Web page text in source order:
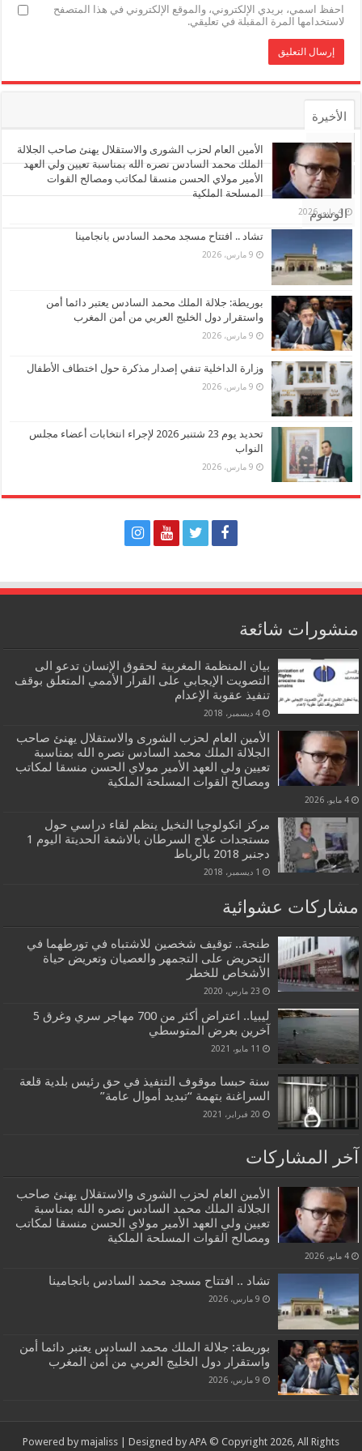
احفظ اسمي، بريدي الإلكتروني، والموقع الإلكتروني في هذا المتصفح
لاستخدامها المرة المقبلة في تعليقي.
الأخيرة
الأشهر
تعليقات
الوسوم
الأمين العام لحزب الشورى والاستقلال يهنئ صاحب الجلالة
الملك محمد السادس نصره الله بمناسبة تعيين ولي العهد
الأمير مولاي الحسن منسقا لمكاتب ومصالح القوات
المسلحة الملكية
4 مايو، 2026
تشاد .. افتتاح مسجد محمد السادس بانجامينا
9 مارس، 2026
بوريطة: جلالة الملك محمد السادس يعتبر دائما أمن
واستقرار دول الخليج العربي من أمن المغرب
9 مارس، 2026
وزارة الداخلية تنفي إصدار مذكرة حول اختطاف الأطفال
9 مارس، 2026
تحديد يوم 23 شتنبر 2026 لإجراء انتخابات أعضاء مجلس
النواب
9 مارس، 2026
منشورات شائعة
بيان المنظمة المغربية لحقوق الإنسان تدعو الى
التصويت الإيجابي على القرار الأممي المتعلق بوقف
تنفيذ عقوبة الإعدام
4 ديسمبر، 2018
الأمين العام لحزب الشورى والاستقلال يهنئ صاحب
الجلالة الملك محمد السادس نصره الله بمناسبة
تعيين ولي العهد الأمير مولاي الحسن منسقا لمكاتب
ومصالح القوات المسلحة الملكية
4 مايو، 2026
مركز انكولوجيا النخيل ينظم لقاء دراسي حول
مستجدات علاج السرطان بالاشعة الحديتة اليوم 1
دجنبر 2018 بالرباط
1 ديسمبر، 2018
مشاركات عشوائية
طنجة.. توقيف شخصين للاشتباه في تورطهما في
التحريض على التجمهر والعصيان وتعريض حياة
الأشخاص للخطر
23 مارس، 2020
ليبيا.. اعتراض أكثر من 700 مهاجر سري وغرق 5
آخرين بعرض المتوسطي
11 مايو، 2021
سنة حبسا موقوف التنفيذ في حق رئيس بلدية قلعة
السراغنة بتهمة “تبديد أموال عامة”
20 فبراير، 2021
آخر المشاركات
الأمين العام لحزب الشورى والاستقلال يهنئ صاحب
الجلالة الملك محمد السادس نصره الله بمناسبة
تعيين ولي العهد الأمير مولاي الحسن منسقا لمكاتب
ومصالح القوات المسلحة الملكية
4 مايو، 2026
تشاد .. افتتاح مسجد محمد السادس بانجامينا
9 مارس، 2026
بوريطة: جلالة الملك محمد السادس يعتبر دائما أمن
واستقرار دول الخليج العربي من أمن المغرب
9 مارس، 2026
Powered by majaliss | Designed by APA © Copyright 2026, All Rights